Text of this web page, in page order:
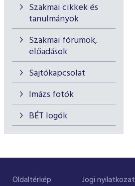
Szakmai cikkek és
tanulmányok
Szakmai fórumok,
előadások
Sajtókapcsolat
Imázs fotók
BÉT logók
Oldaltérkép Jogi nyilatkozat